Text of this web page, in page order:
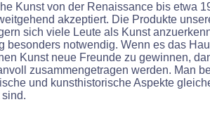
Kunst von der Renaissance bis etwa
akzeptiert. Die Produkte
sich viele Leute als Kunst
besonders notwendig. Wenn es das
Kunst neue Freunde zu gewinnen,
zusammengetragen werden. Man
und kunsthistorische Aspekte